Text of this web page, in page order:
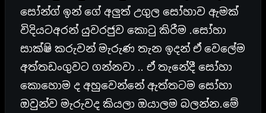
සෝන්ග් ඉන් ගේ අලුත් උගුල සෝහාව ඇමක්
විදියටඅරන් යුවරජුව කොටු කිරීම .සෝහා
සාක්ෂි කරුවන් මැරුණ තැන ඉදන් ඒ වෙලේම
අත්තඩංගුවට ගන්නවා .. ඒ තැනේදී සෝහා
කොහොම ද අහුවෙන්නේ ඇත්තටම සෝහා
ඔවුන්ව මැරුවද කියලා ඔයාලම බලන්න.මේ